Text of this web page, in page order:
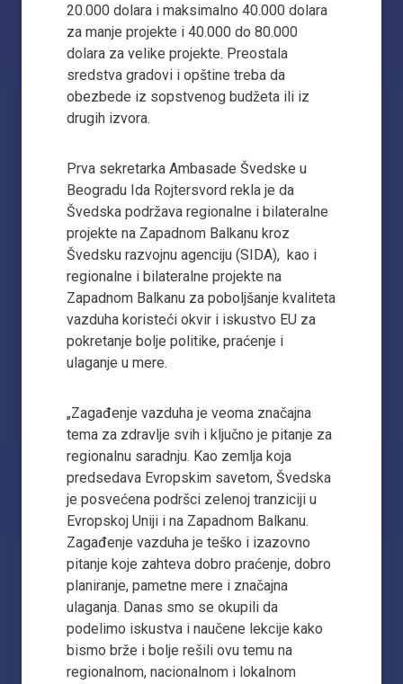
20.000 dolara i maksimalno 40.000 dolara
za manje projekte i 40.000 do 80.000
dolara za velike projekte. Preostala
sredstva gradovi i opštine treba da
obezbede iz sopstvenog budžeta ili iz
drugih izvora.
Prva sekretarka Ambasade Švedske u
Beogradu Ida Rojtersvord rekla je da
Švedska podržava regionalne i bilateralne
projekte na Zapadnom Balkanu kroz
Švedsku razvojnu agenciju (SIDA), kao i
regionalne i bilateralne projekte na
Zapadnom Balkanu za poboljšanje kvaliteta
vazduha koristeći okvir i iskustvo EU za
pokretanje bolje politike, praćenje i
ulaganje u mere.
„Zagađenje vazduha je veoma značajna
tema za zdravlje svih i ključno je pitanje za
regionalnu saradnju. Kao zemlja koja
predsedava Evropskim savetom, Švedska
je posvećena podršci zelenoj tranziciji u
Evropskoj Uniji i na Zapadnom Balkanu.
Zagađenje vazduha je teško i izazovno
pitanje koje zahteva dobro praćenje, dobro
planiranje, pametne mere i značajna
ulaganja. Danas smo se okupili da
podelimo iskustva i naučene lekcije kako
bismo brže i bolje rešili ovu temu na
regionalnom, nacionalnom i lokalnom